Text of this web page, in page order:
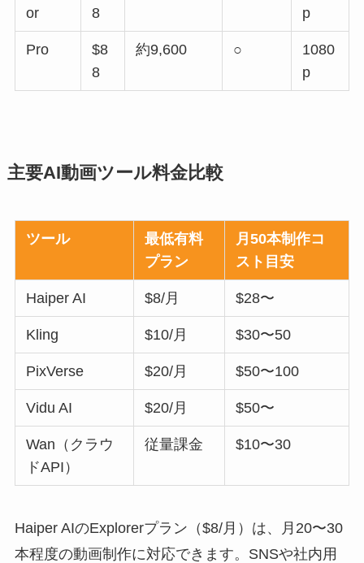
or
8
p
Pro
$8
8
約9,600 ○
1080
p
主要AI動画ツール料金比較
ツール
最低有料
プラン
月50本制作コ
スト目安
Haiper AI $8/月 $28〜
Kling $10/月 $30〜50
PixVerse $20/月 $50〜100
Vidu AI $20/月 $50〜
Wan（クラウ
ドAPI）
従量課金 $10〜30
Haiper AIのExplorerプラン（$8/月）は、月20〜30
本程度の動画制作に対応できます。SNSや社内用